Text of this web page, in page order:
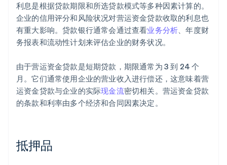
利息是根据贷款期限和所选贷款模式等多种因素计算的。
企业的信用评分和风险状况对营运资金贷款收取的利息也
有重大影响。贷款银行通常会通过查看业务分析、年度财
务报表和流动性计划来评估企业的财务状况。
由于营运资金贷款是短期贷款，期限通常为 3 到 24 个
月。它们通常使用企业的营业收入进行偿还，这意味着营
运资金贷款与企业的实际现金流密切相关。营运资金贷款
的条款和利率由多个经济和合同因素决定。
抵押品